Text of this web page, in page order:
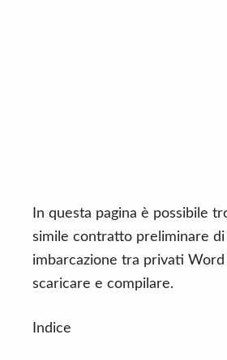
In questa pagina è possibile
simile contratto preliminare
imbarcazione tra privati Word
scaricare e compilare.
Indice